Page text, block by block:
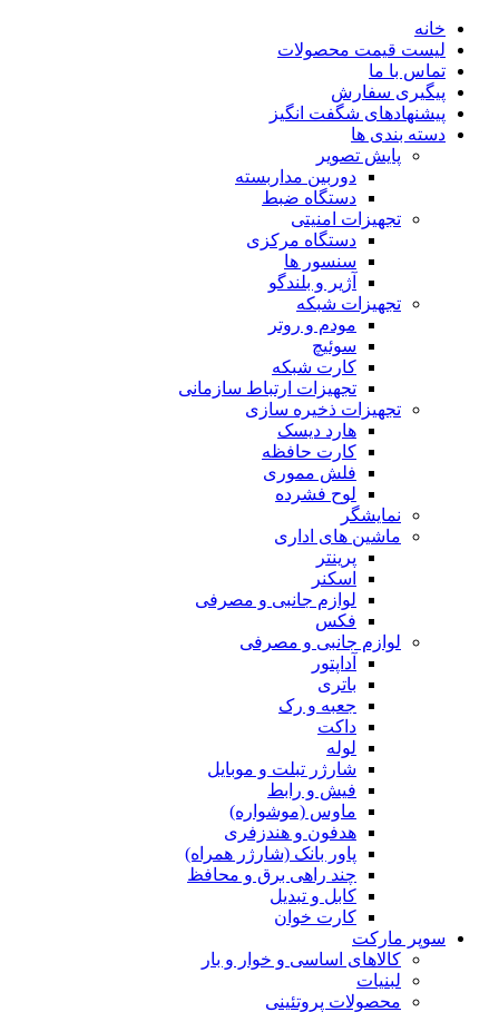
خانه
لیست قیمت محصولات
تماس با ما
پیگیری سفارش
پیشنهادهای شگفت انگیز
دسته بندی ها
پایش تصویر
دوربین مداربسته
دستگاه ضبط
تجهیزات امنیتی
دستگاه مرکزی
سنسور ها
آژیر و بلندگو
تجهیزات شبکه
مودم و روتر
سوئیچ
کارت شبکه
تجهیزات ارتباط سازمانی
تجهیزات ذخیره سازی
هارد دیسک
کارت حافظه
فلش مموری
لوح فشرده
نمایشگر
ماشین های اداری
پرینتر
اسکنر
لوازم جانبی و مصرفی
فکس
لوازم جانبی و مصرفی
آداپتور
باتری
جعبه و رک
داکت
لوله
شارژر تبلت و موبایل
فیش و رابط
ماوس (موشواره)
هدفون و هندزفری
پاور بانک (شارژر همراه)
چند راهی برق و محافظ
کابل و تبدیل
کارت خوان
سوپر مارکت
کالاهای اساسی و خوار و بار
لبنیات
محصولات پروتئینی